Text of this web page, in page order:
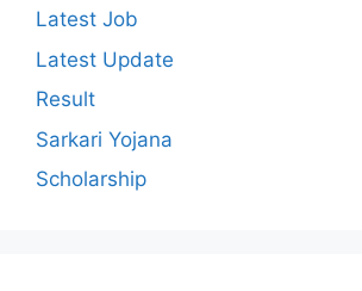
Latest Job
Latest Update
Result
Sarkari Yojana
Scholarship